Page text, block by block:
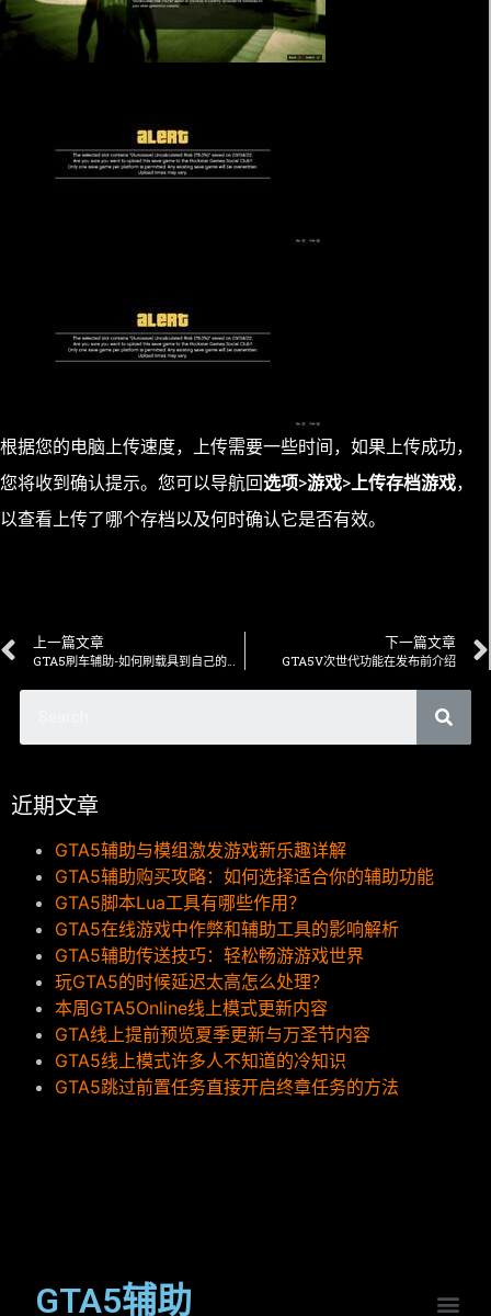
根据您的电脑上传速度，上传需要一些时间，如果上传成功，
您将收到确认提示。您可以导航回选项>游戏> 上传存档游戏，
以查看上传了哪个存档以及何时确认它是否有效。
上一篇文章
GTA5刷车辅助-如何刷载具到自己的车库？
下一篇文章
GTA5V次世代功能在发布前介绍
近期文章
GTA5辅助与模组激发游戏新乐趣详解
GTA5辅助购买攻略：如何选择适合你的辅助功能
GTA5脚本Lua工具有哪些作用？
GTA5在线游戏中作弊和辅助工具的影响解析
GTA5辅助传送技巧：轻松畅游游戏世界
玩GTA5的时候延迟太高怎么处理？
本周GTA5Online线上模式更新内容
GTA线上提前预览夏季更新与万圣节内容
GTA5线上模式许多人不知道的冷知识
GTA5跳过前置任务直接开启终章任务的方法
GTA5辅助